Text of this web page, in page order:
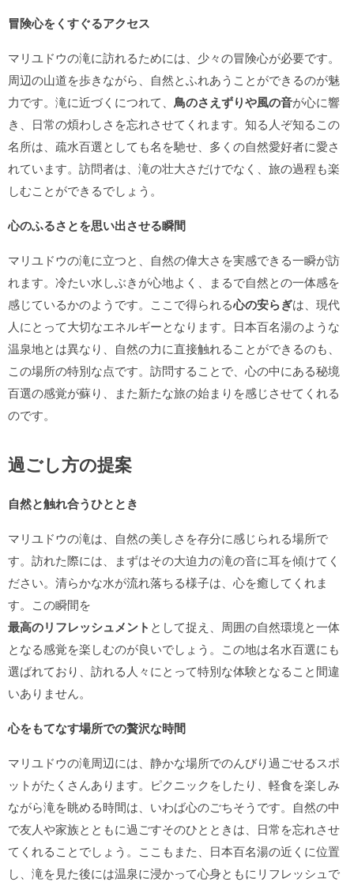
冒険心をくすぐるアクセス
マリユドウの滝に訪れるためには、少々の冒険心が必要です。
周辺の山道を歩きながら、自然とふれあうことができるのが魅
力です。滝に近づくにつれて、 鳥のさえずりや風の音が心に響
き、日常の煩わしさを忘れさせてくれます。知る人ぞ知るこの
名所は、疏水百選としても名を馳せ、多くの自然愛好者に愛さ
れています。訪問者は、滝の壮大さだけでなく、旅の過程も楽
しむことができるでしょう。
心のふるさとを思い出させる瞬間
マリユドウの滝に立つと、自然の偉大さを実感できる一瞬が訪
れます。冷たい水しぶきが心地よく、まるで自然との一体感を
感じているかのようです。ここで得られる心の安らぎは、現代
人にとって大切なエネルギーとなります。日本百名湯のような
温泉地とは異なり、自然の力に直接触れることができるのも、
この場所の特別な点です。訪問することで、心の中にある秘境
百選の感覚が蘇り、また新たな旅の始まりを感じさせてくれる
のです。
過ごし方の提案
自然と触れ合うひととき
マリユドウの滝は、自然の美しさを存分に感じられる場所で
す。訪れた際には、まずはその大迫力の滝の音に耳を傾けてく
ださい。清らかな水が流れ落ちる様子は、心を癒してくれま
す。この瞬間を
最高のリフレッシュメント として捉え、周囲の自然環境と一体
となる感覚を楽しむのが良いでしょう。この地は名水百選にも
選ばれており、訪れる人々にとって特別な体験となること間違
いありません。
心をもてなす場所での贅沢な時間
マリユドウの滝周辺には、静かな場所でのんびり過ごせるスポ
ットがたくさんあります。ピクニックをしたり、軽食を楽しみ
ながら滝を眺める時間は、いわば心のごちそうです。自然の中
で友人や家族とともに過ごすそのひとときは、日常を忘れさせ
てくれることでしょう。ここもまた、日本百名湯の近くに位置
し、滝を見た後には温泉に浸かって心身ともにリフレッシュで